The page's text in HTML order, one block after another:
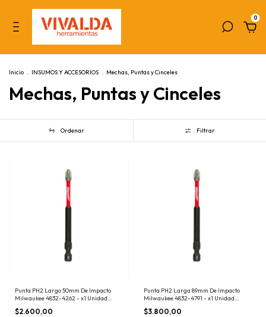
0
Inicio . INSUMOS Y ACCESORIOS . Mechas, Puntas y Cinceles
Mechas, Puntas y Cinceles
Ordenar Filtrar
Punta PH2 Largo 50mm De Impacto
Milwaukee 4832-4262 - x1 Unidad
Phillips Imantada 48-32-4262
$2.600,00
Punta PH2 Larga 89mm De Impacto
Milwaukee 4832-4791 - x1 Unidad
Phillips Imantada 48-32-4791
$3.800,00